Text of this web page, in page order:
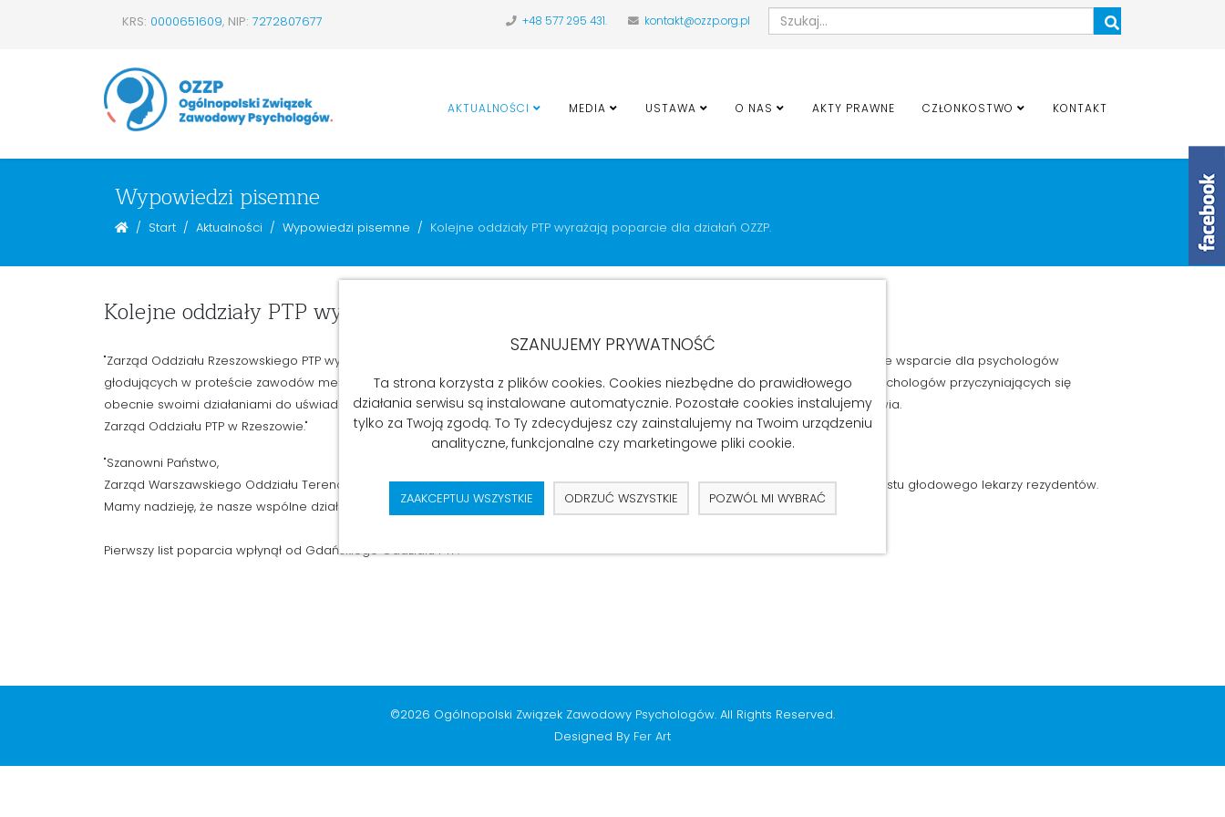
KRS: 0000651609, NIP: 7272807677 +48 577 295 431. kontakt@ozzp.org.pl
AKTUALNOŚCI MEDIA USTAWA O NAS AKTY PRAWNE CZŁONKOSTWO KONTAKT
Wypowiedzi pisemne
Start Aktualności Wypowiedzi pisemne Kolejne oddziały PTP wyrażają poparcie dla działań OZZP.
Kolejne oddziały PTP wyrażają poparcie dla działań OZZP.
"Zarząd Oddziału Rzeszowskiego PTP wyraża w imieniu członków swojego oddziału wsparcie dla działań OZZP. Kierujemy szczególne wsparcie dla psychologów
głodujących w proteście zawodów medycznych. Doceniamy także zespołową akcję psychologów z IPiN oraz wszystkich innych psychologów przyczyniających się
obecnie swoimi działaniami do uświadamiania społeczeństwu wagi pracy psychologów dla zdrowia pacjentów w ochronie zdrowia.
Zarząd Oddziału PTP w Rzeszowie."
"Szanowni Państwo,
Zarząd Warszawskiego Oddziału Terenowego PTP w pełni popiera postulaty i działania psychologów, którzy przyłączyli się do protestu głodowego lekarzy rezydentów.
Mamy nadzieję, że nasze wspólne działania doprowadzą do podniesienia jakości pracy wszystkich pracowników służby zdrowia."
Pierwszy list poparcia wpłynął od Gdańskiego Oddziału PTP.
©2026 Ogólnopolski Związek Zawodowy Psychologów. All Rights Reserved.
Designed By Fer Art
SZANUJEMY PRYWATNOŚĆ
Ta strona korzysta z plików cookies. Cookies niezbędne do prawidłowego
działania serwisu są instalowane automatycznie. Pozostałe cookies instalujemy
tylko za Twoją zgodą. To Ty zdecydujesz czy zainstalujemy na Twoim urządzeniu
analityczne, funkcjonalne czy marketingowe pliki cookie.
ZAAKCEPTUJ WSZYSTKIE ODRZUĆ WSZYSTKIE POZWÓL MI WYBRAĆ